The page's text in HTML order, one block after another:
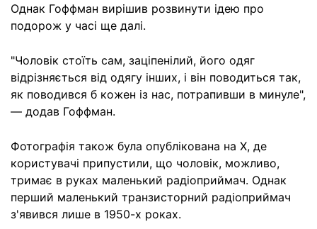
Однак Гоффман вирішив розвинути ідею про
подорож у часі ще далі.
"Чоловік стоїть сам, заціпенілий, його одяг
відрізняється від одягу інших, і він поводиться так,
як поводився б кожен із нас, потрапивши в минуле",
— додав Гоффман.
Фотографія також була опублікована на X, де
користувачі припустили, що чоловік, можливо,
тримає в руках маленький радіоприймач. Однак
перший маленький транзисторний радіоприймач
з'явився лише в 1950-х роках.